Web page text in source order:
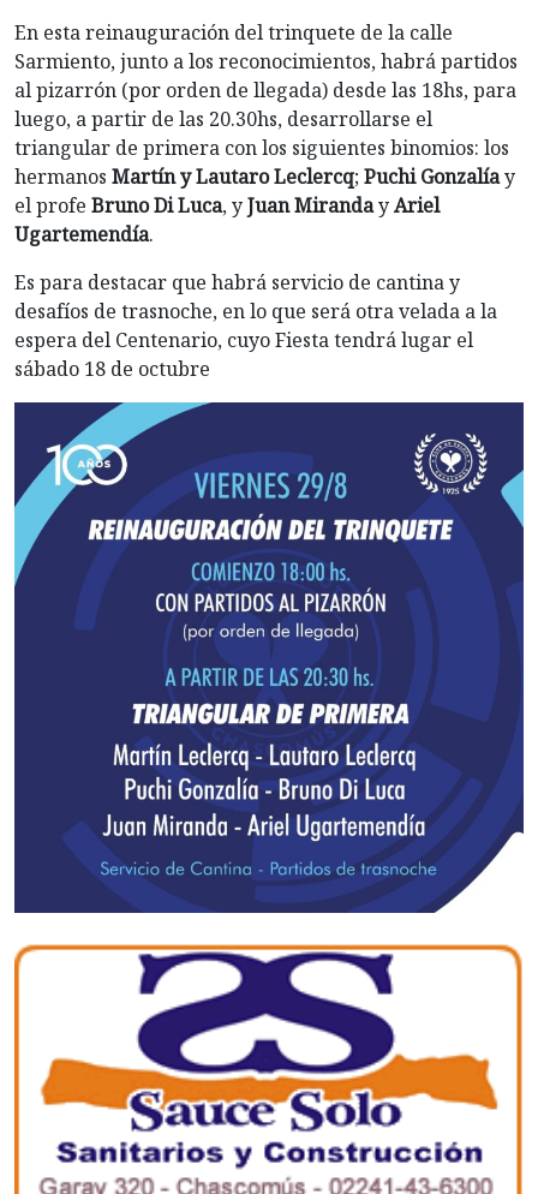
En esta reinauguración del trinquete de la calle
Sarmiento, junto a los reconocimientos, habrá partidos
al pizarrón (por orden de llegada) desde las 18hs, para
luego, a partir de las 20.30hs, desarrollarse el
triangular de primera con los siguientes binomios: los
hermanos Martín y Lautaro Leclercq; Puchi Gonzalíay
el profe Bruno Di Luca, yJuan MirandayAriel
Ugartemendía.
Es para destacar que habrá servicio de cantina y
desafíos de trasnoche, en lo que será otra velada a la
espera del Centenario, cuyo Fiesta tendrá lugar el
sábado 18 de octubre